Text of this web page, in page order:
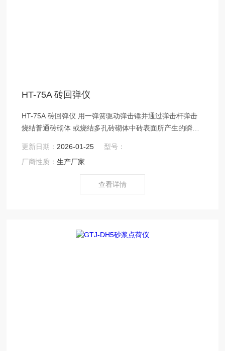
HT-75A 砖回弹仪
HT-75A 砖回弹仪 用一弹簧驱动弹击锤并通过弹击杆弹击
烧结普通砖砌体 或烧结多孔砖砌体中砖表面所产生的瞬时
的距离 , 以此回弹值作为烧结普通砖砌体或 烧结多孔砖砌
体中砖的抗压强度相关的指标之一 , 来推定砖的抗压强度
更新日期： 2026-01-25
型号：
厂商性质：生产厂家
查看详情